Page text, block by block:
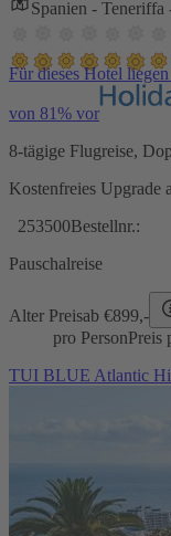
Spanien - Teneriffa
Für dieses Hotel
von 81% vor
8-tägige Flugreise,
Kostenfreies
253500Bestellnr.:
Pauschalreise
Alter Preisab €899,-
pro PersonPreis
TUI BLUE Atlantic